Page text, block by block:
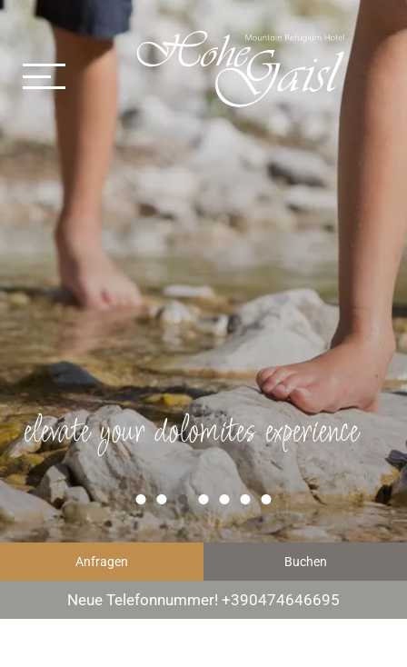
elevate your dolomites experience
Anfragen Buchen
Neue Telefonnummer! +390474646695